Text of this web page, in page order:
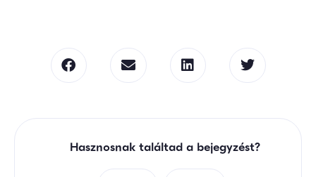
Hasznosnak találtad a bejegyzést?